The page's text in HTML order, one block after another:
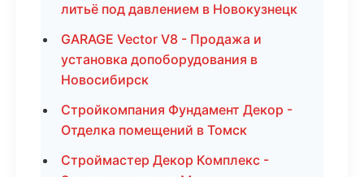
литьё под давлением в Новокузнецк
GARAGE Vector V8 - Продажа и
установка допоборудования в
Новосибирск
Стройкомпания Фундамент Декор -
Отделка помещений в Томск
Строймастер Декор Комплекс -